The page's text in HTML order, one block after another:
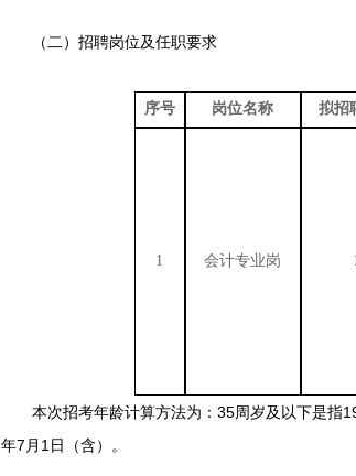
（二）招聘岗位及任职要求
序号 岗位名称 拟招
1 会计专业岗 1
本次招考年龄计算方法为：35周岁及以下是指
年7月1日（含）。